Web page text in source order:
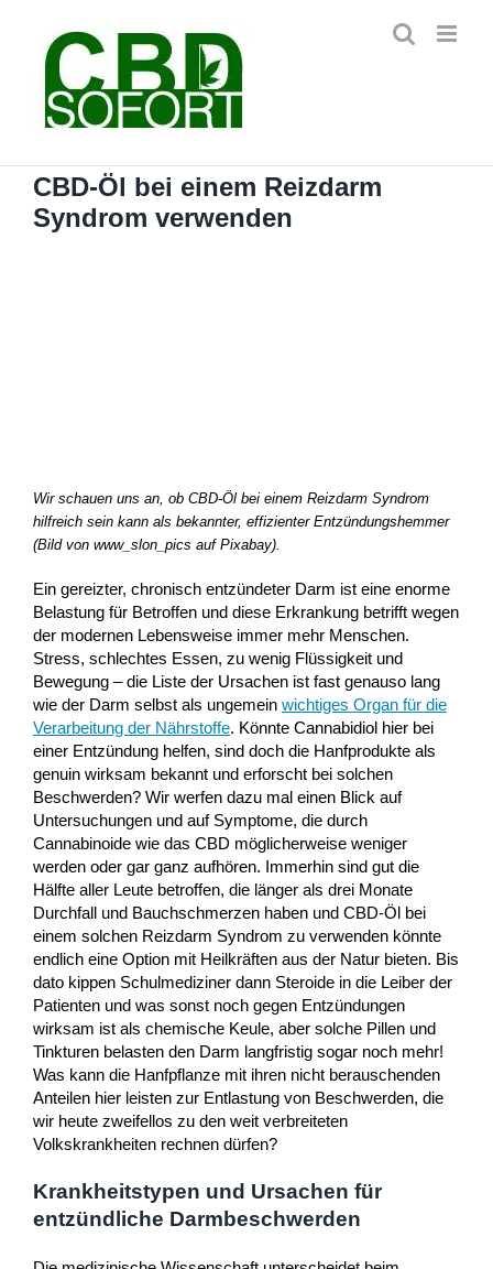
springen
CBD-Öl bei einem Reizdarm
Syndrom verwenden
Wir schauen uns an, ob CBD-Öl bei einem Reizdarm Syndrom
hilfreich sein kann als bekannter, effizienter Entzündungshemmer
(Bild von www_slon_pics auf Pixabay).
Ein gereizter, chronisch entzündeter Darm ist eine enorme
Belastung für Betroffen und diese Erkrankung betrifft wegen
der modernen Lebensweise immer mehr Menschen.
Stress, schlechtes Essen, zu wenig Flüssigkeit und
Bewegung – die Liste der Ursachen ist fast genauso lang
wie der Darm selbst als ungemein wichtiges Organ für die
Verarbeitung der Nährstoffe. Könnte Cannabidiol hier bei
einer Entzündung helfen, sind doch die Hanfprodukte als
genuin wirksam bekannt und erforscht bei solchen
Beschwerden? Wir werfen dazu mal einen Blick auf
Untersuchungen und auf Symptome, die durch
Cannabinoide wie das CBD möglicherweise weniger
werden oder gar ganz aufhören. Immerhin sind gut die
Hälfte aller Leute betroffen, die länger als drei Monate
Durchfall und Bauchschmerzen haben und CBD-Öl bei
einem solchen Reizdarm Syndrom zu verwenden könnte
endlich eine Option mit Heilkräften aus der Natur bieten. Bis
dato kippen Schulmediziner dann Steroide in die Leiber der
Patienten und was sonst noch gegen Entzündungen
wirksam ist als chemische Keule, aber solche Pillen und
Tinkturen belasten den Darm langfristig sogar noch mehr!
Was kann die Hanfpflanze mit ihren nicht berauschenden
Anteilen hier leisten zur Entlastung von Beschwerden, die
wir heute zweifellos zu den weit verbreiteten
Volkskrankheiten rechnen dürfen?
Krankheitstypen und Ursachen für
entzündliche Darmbeschwerden